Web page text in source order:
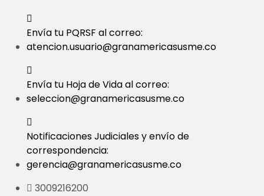
Envía tu PQRSF al correo:
atencion.usuario@granamericasusme.co
Envía tu Hoja de Vida al correo:
seleccion@granamericasusme.co
Notificaciones Judiciales y envío de
correspondencia:
gerencia@granamericasusme.co
3009216200